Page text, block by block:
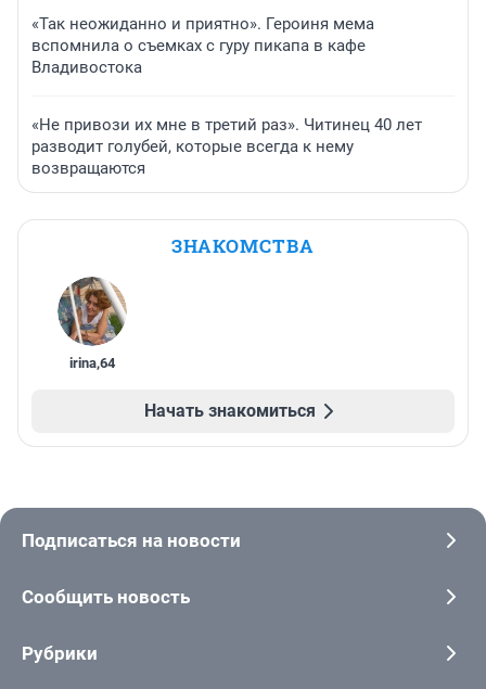
«Так неожиданно и приятно». Героиня мема
вспомнила о съемках с гуру пикапа в кафе
Владивостока
«Не привози их мне в третий раз». Читинец 40 лет
разводит голубей, которые всегда к нему
возвращаются
ЗНАКОМСТВА
irina,64
Начать знакомиться
Подписаться на новости
Сообщить новость
Рубрики